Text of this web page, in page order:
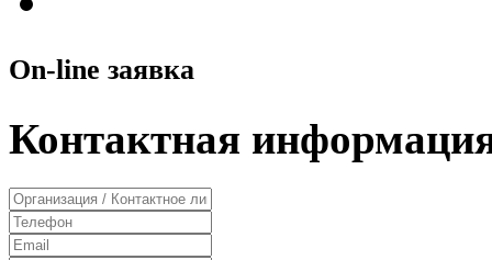
On-line заявка
Контактная